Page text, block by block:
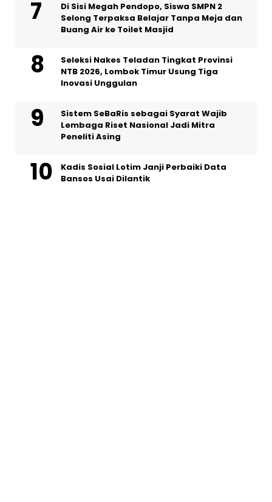
Di Sisi Megah Pendopo, Siswa SMPN 2
Selong Terpaksa Belajar Tanpa Meja dan
Buang Air ke Toilet Masjid
Seleksi Nakes Teladan Tingkat Provinsi
NTB 2026, Lombok Timur Usung Tiga
Inovasi Unggulan
Sistem SeBaRis sebagai Syarat Wajib
Lembaga Riset Nasional Jadi Mitra
Peneliti Asing
Kadis Sosial Lotim Janji Perbaiki Data
Bansos Usai Dilantik